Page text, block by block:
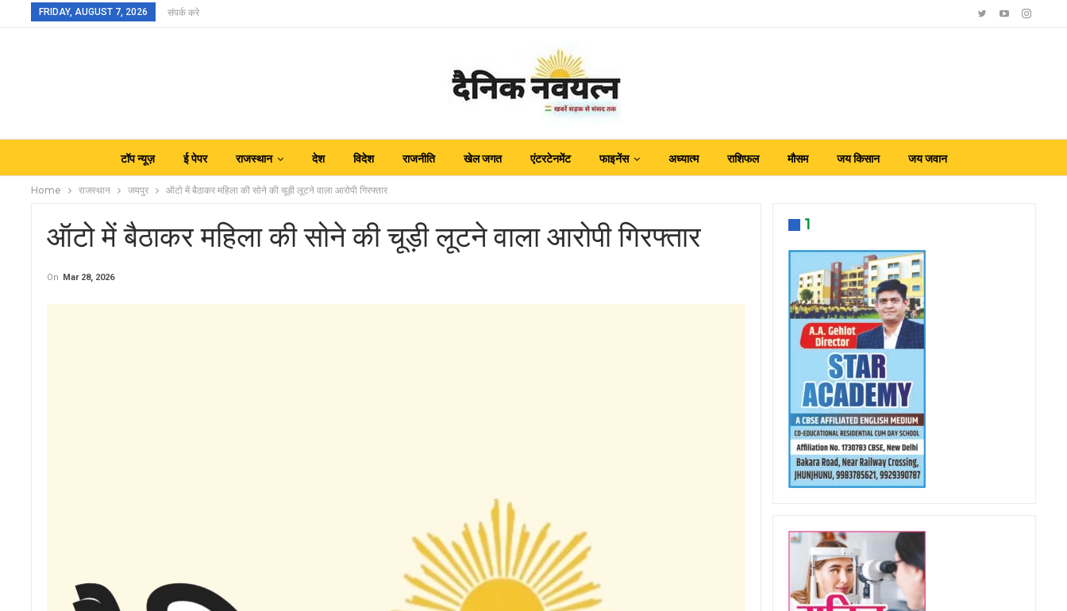
FRIDAY, AUGUST 7, 2026 संपर्क करे
टॉप न्यूज़ ई पेपर राजस्थान देश विदेश राजनीति खेल जगत एंटरटेनमेंट फाइनेंस अध्यात्म राशिफल मौसम जय किसान जय जवान
Home राजस्थान जयपुर ऑटो में बैठाकर महिला की सोने की चूड़ी लूटने वाला आरोपी गिरफ्तार
ऑटो में बैठाकर महिला की सोने की चूड़ी लूटने वाला आरोपी गिरफ्तार
On Mar 28, 2026
1